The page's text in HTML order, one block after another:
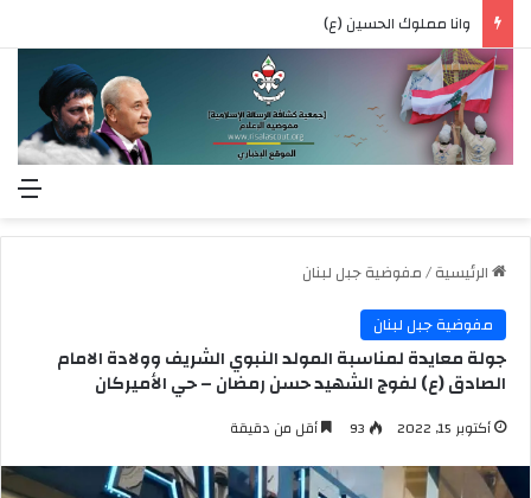
وانا مملوك الحسين (ع)
الرئيسية/مفوضية جبل لبنان
مفوضية جبل لبنان
جولة معايدة لمناسبة المولد النبوي الشريف وولادة الامام
الصادق (ع) لفوج الشهيد حسن رمضان – حي الأميركان
أكتوبر 15, 2022 93 أقل من دقيقة